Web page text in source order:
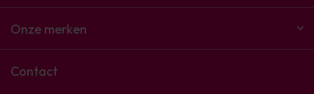
Onze merken
Contact